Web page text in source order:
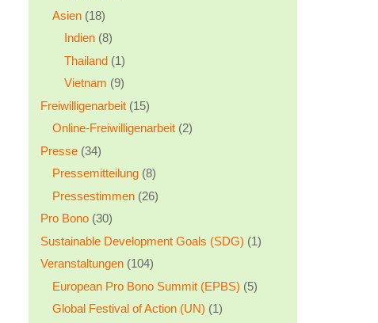
Asien(18)
Indien(8)
Thailand(1)
Vietnam (9)
Freiwilligenarbeit(15)
Online-Freiwilligenarbeit(2)
Presse(34)
Pressemitteilung(8)
Pressestimmen(26)
Pro Bono(30)
Sustainable Development Goals (SDG) (1)
Veranstaltungen(104)
European Pro Bono Summit (EPBS) (5)
Global Festival of Action (UN) (1)